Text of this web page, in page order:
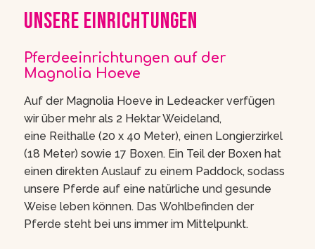
Unsere Einrichtungen
Pferdeeinrichtungen auf der
Magnolia Hoeve
Auf der Magnolia Hoeve in Ledeacker verfügen
wir über mehr als 2 Hektar Weideland,
eine Reithalle (20 x 40 Meter), einen Longierzirkel
(18 Meter) sowie 17 Boxen. Ein Teil der Boxen hat
einen direkten Auslauf zu einem Paddock, sodass
unsere Pferde auf eine natürliche und gesunde
Weise leben können. Das Wohlbefinden der
Pferde steht bei uns immer im Mittelpunkt.